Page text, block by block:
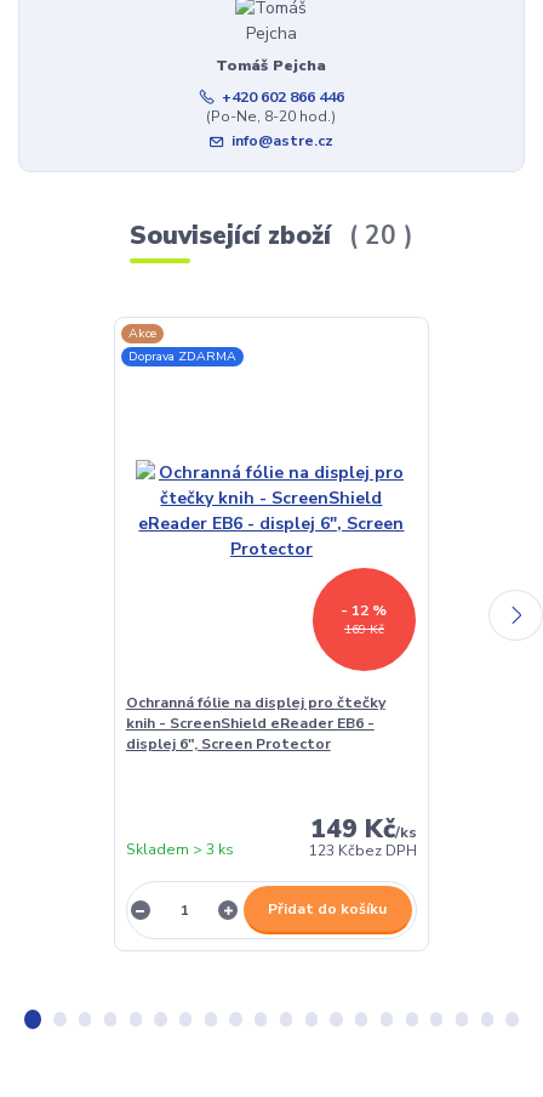
Tomáš Pejcha
+420 602 866 446
(Po-Ne, 8-20 hod.)
info@astre.cz
Související zboží 20
Akce
Doprava ZDARMA
169 Kč
- 12 %
Ochranná fólie na displej pro čtečky
knih - ScreenShield eReader EB6 -
displej 6", Screen Protector
149 Kč/ks
123 Kčbez DPH
Skladem > 3 ks
Přidat do košíku